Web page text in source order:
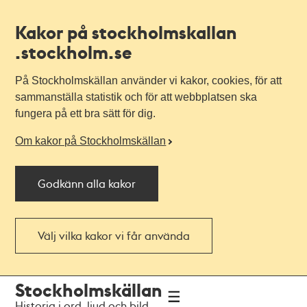
Kakor på stockholmskallan
.stockholm.se
På Stockholmskällan använder vi kakor, cookies, för att
sammanställa statistik och för att webbplatsen ska
fungera på ett bra sätt för dig.
Om kakor på Stockholmskällan
Godkänn alla kakor
Välj vilka kakor vi får använda
navigationen
huvudinnehållet
Stockholmskällan